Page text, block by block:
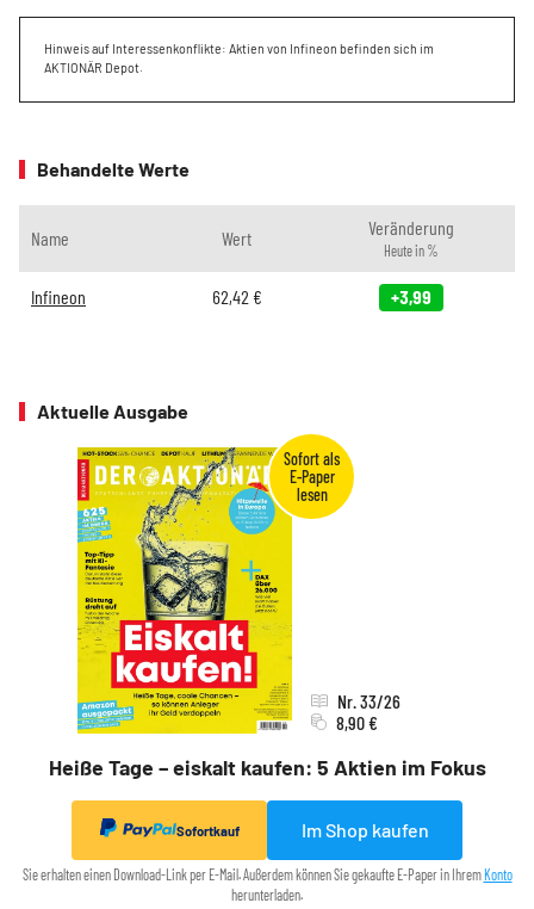
Hinweis auf Interessenkonflikte: Aktien von Infineon befinden sich im
AKTIONÄR Depot.
Behandelte Werte
Name Wert Veränderung
Heute in %
Infineon 62,42 € +3,99
Aktuelle Ausgabe
Heiße Tage – eiskalt kaufen: 5 Aktien im Fokus
Nr. 33/26
8,90 €
Sofortkauf Im Shop kaufen
Sie erhalten einen Download-Link per E-Mail. Außerdem können Sie gekaufte E-Paper in Ihrem Konto
herunterladen.